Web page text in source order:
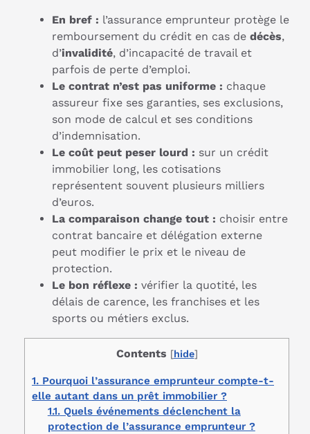
En bref : l’assurance emprunteur protège le
remboursement du crédit en cas de décès,
d’invalidité, d’incapacité de travail et
parfois de perte d’emploi.
Le contrat n’est pas uniforme : chaque
assureur fixe ses garanties, ses exclusions,
son mode de calcul et ses conditions
d’indemnisation.
Le coût peut peser lourd : sur un crédit
immobilier long, les cotisations
représentent souvent plusieurs milliers
d’euros.
La comparaison change tout : choisir entre
contrat bancaire et délégation externe
peut modifier le prix et le niveau de
protection.
Le bon réflexe : vérifier la quotité, les
délais de carence, les franchises et les
sports ou métiers exclus.
Contents [hide]
1. Pourquoi l’assurance emprunteur compte-t-
elle autant dans un prêt immobilier ?
1.1.Quels événements déclenchent la
protection de l’assurance emprunteur ?